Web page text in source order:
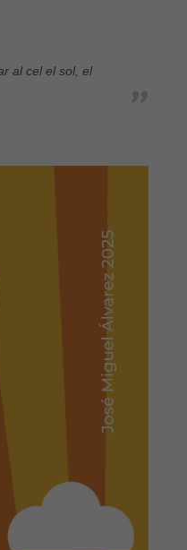
al cel el sol, el